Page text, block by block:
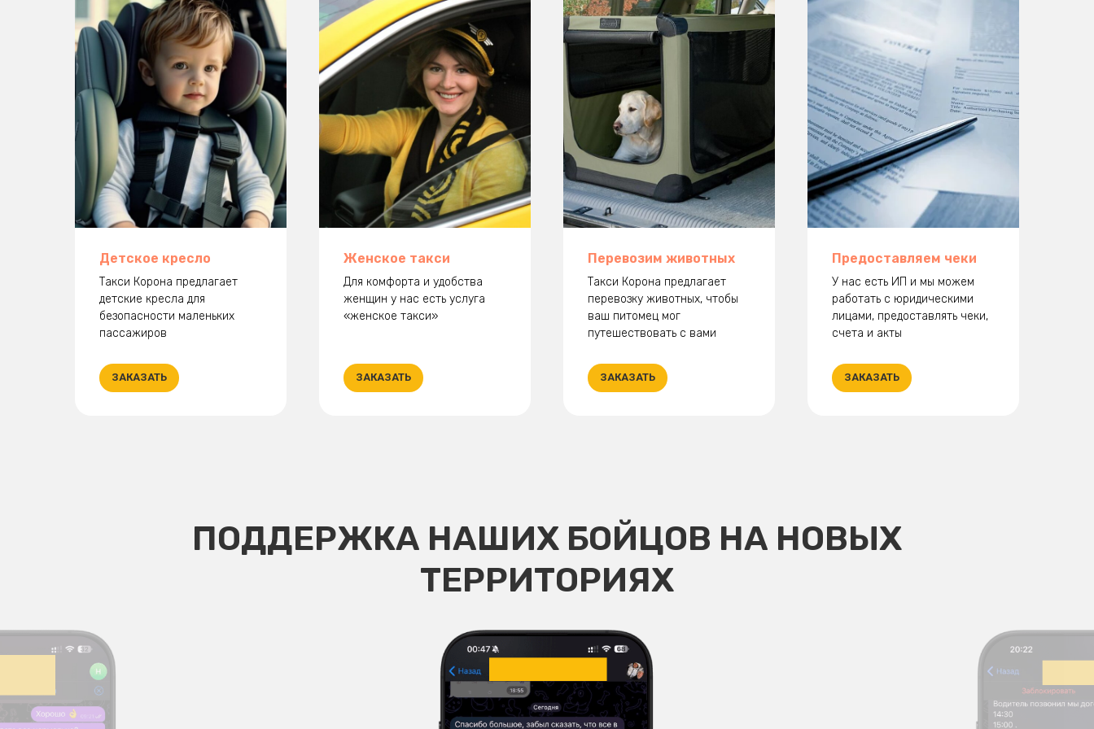
Детское кресло
Такси Корона предлагает
детские кресла для
безопасности маленьких
пассажиров
ЗАКАЗАТЬ
Женское такси
Для комфорта и удобства
женщин у нас есть услуга
«женское такси»
ЗАКАЗАТЬ
Перевозим животных
Такси Корона предлагает
перевозку животных, чтобы
ваш питомец мог
путешествовать с вами
ЗАКАЗАТЬ
Предоставляем чеки
У нас есть ИП и мы можем
работать с юридическими
лицами, предоставлять чеки,
счета и акты
ЗАКАЗАТЬ
ПОДДЕРЖКА НАШИХ БОЙЦОВ НА НОВЫХ
ТЕРРИТОРИЯХ